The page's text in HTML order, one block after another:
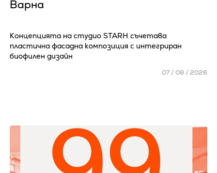
Варна
Концепцията на студио STARH съчетава
пластична фасадна композиция с интегриран
биофилен дизайн
07 / 08 / 2026